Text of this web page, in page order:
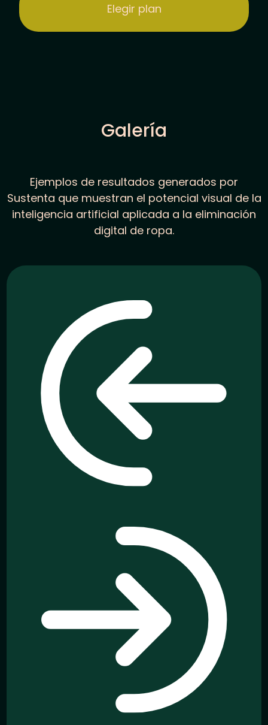
Elegir plan
Galería
Ejemplos de resultados generados por
Sustenta que muestran el potencial visual de la
inteligencia artificial aplicada a la eliminación
digital de ropa.